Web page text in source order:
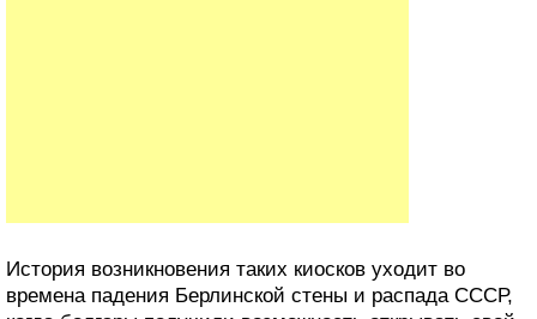
История возникновения таких киосков уходит во
времена падения Берлинской стены и распада СССР,